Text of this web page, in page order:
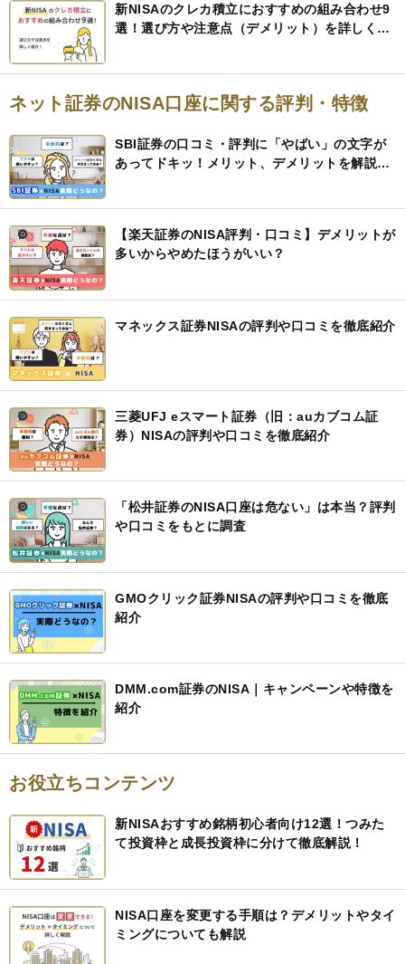
新NISAのクレカ積立におすすめの組み合わせ9
選！選び方や注意点（デメリット）を詳しく紹
ネット証券のNISA口座に関する評判・特徴
SBI証券の口コミ・評判に「やばい」の文字が
あってドキッ！メリット、デメリットを解説す
【楽天証券のNISA評判・口コミ】デメリットが
多いからやめたほうがいい？
マネックス証券NISAの評判や口コミを徹底紹介
三菱UFJ eスマート証券（旧：auカブコム証
券）NISAの評判や口コミを徹底紹介
「松井証券のNISA口座は危ない」は本当？評判
や口コミをもとに調査
GMOクリック証券NISAの評判や口コミを徹底
紹介
DMM.com証券のNISA｜キャンペーンや特徴を
紹介
お役立ちコンテンツ
新NISAおすすめ銘柄初心者向け12選！つみた
て投資枠と成長投資枠に分けて徹底解説！
NISA口座を変更する手順は？デメリットやタイ
ミングについても解説